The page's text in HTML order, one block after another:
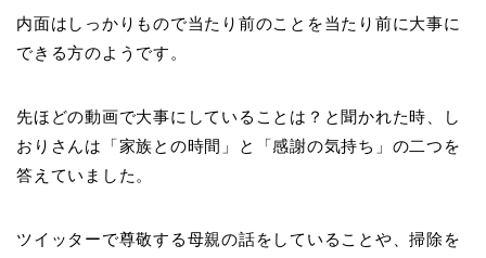
内面はしっかりもので当たり前のことを当たり前に大事に
できる方のようです。
先ほどの動画で大事にしていることは？と聞かれた時、し
おりさんは「家族との時間」と「感謝の気持ち」の二つを
答えていました。
ツイッターで尊敬する母親の話をしていることや、掃除を